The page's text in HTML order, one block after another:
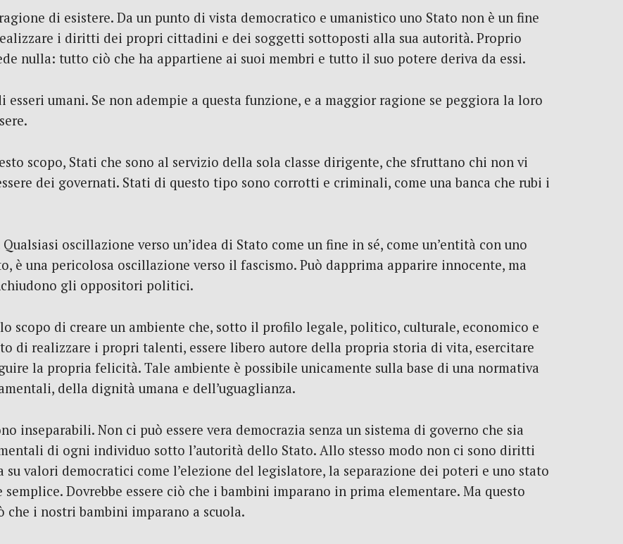
di esistere. Da un punto di vista democratico e umanistico uno Stato non è un fine
i diritti dei propri cittadini e dei soggetti sottoposti alla sua autorità. Proprio
nulla: tutto ciò che ha appartiene ai suoi membri e tutto il suo potere deriva da essi.
umani. Se non adempie a questa funzione, e a maggior ragione se peggiora la loro
scopo, Stati che sono al servizio della sola classe dirigente, che sfruttano chi non vi
dei governati. Stati di questo tipo sono corrotti e criminali, come una banca che rubi i
oscillazione verso un’idea di Stato come un fine in sé, come un’entità con uno
è una pericolosa oscillazione verso il fascismo. Può dapprima apparire innocente, ma
gli oppositori politici.
scopo di creare un ambiente che, sotto il profilo legale, politico, culturale, economico e
di realizzare i propri talenti, essere libero autore della propria storia di vita, esercitare
la propria felicità. Tale ambiente è possibile unicamente sulla base di una normativa
della dignità umana e dell’uguaglianza.
inseparabili. Non ci può essere vera democrazia senza un sistema di governo che sia
di ogni individuo sotto l’autorità dello Stato. Allo stesso modo non ci sono diritti
valori democratici come l’elezione del legislatore, la separazione dei poteri e uno stato
Dovrebbe essere ciò che i bambini imparano in prima elementare. Ma questo
che i nostri bambini imparano a scuola.